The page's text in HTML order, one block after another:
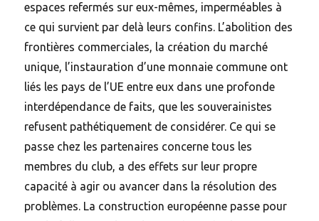
espaces refermés sur eux-mêmes, imperméables à
ce qui survient par delà leurs confins. L’abolition des
frontières commerciales, la création du marché
unique, l’instauration d’une monnaie commune ont
liés les pays de l’UE entre eux dans une profonde
interdépendance de faits, que les souverainistes
refusent pathétiquement de considérer. Ce qui se
passe chez les partenaires concerne tous les
membres du club, a des effets sur leur propre
capacité à agir ou avancer dans la résolution des
problèmes. La construction européenne passe pour